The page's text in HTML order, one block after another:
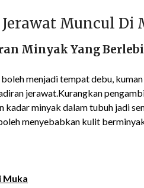
Jerawat Muncul Di
Minyak Yang
menjadi tempat debu,
jerawat.Kurangkan
kadar minyak dalam tubuh jadi
menyebabkan kulit
Muka